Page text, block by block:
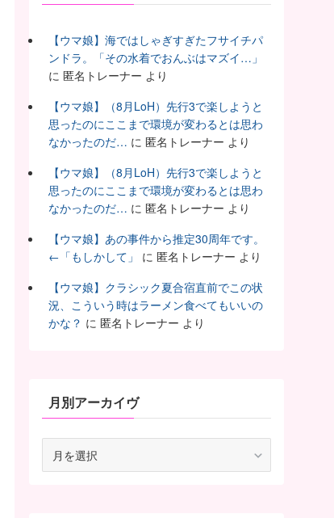
【ウマ娘】海ではしゃぎすぎたフサイチパ
ンドラ。「その水着でおんぶはマズイ…」
に 匿名トレーナー より
【ウマ娘】（8月LoH）先行3で楽しようと
思ったのにここまで環境が変わるとは思わ
なかったのだ… に 匿名トレーナー より
【ウマ娘】（8月LoH）先行3で楽しようと
思ったのにここまで環境が変わるとは思わ
なかったのだ… に 匿名トレーナー より
【ウマ娘】あの事件から推定30周年です。
←「もしかして」
に 匿名トレーナー より
【ウマ娘】クラシック夏合宿直前でこの状
況、こういう時はラーメン食べてもいいの
かな？ に 匿名トレーナー より
月別アーカイヴ